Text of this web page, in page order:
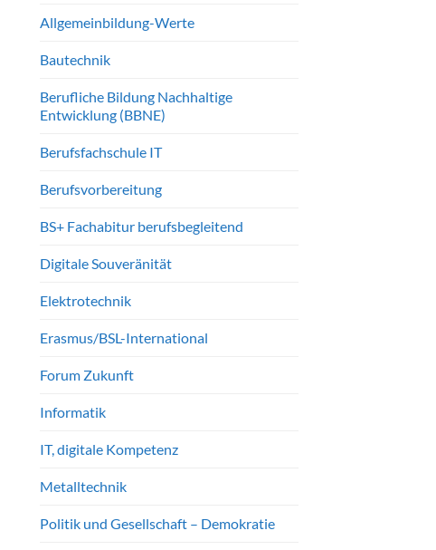
Allgemeinbildung-Werte
Bautechnik
Berufliche Bildung Nachhaltige
Entwicklung (BBNE)
Berufsfachschule IT
Berufsvorbereitung
BS+ Fachabitur berufsbegleitend
Digitale Souveränität
Elektrotechnik
Erasmus/BSL-International
Forum Zukunft
Informatik
IT, digitale Kompetenz
Metalltechnik
Politik und Gesellschaft – Demokratie